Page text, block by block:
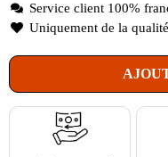
Service client 100%
Uniquement de la qualité